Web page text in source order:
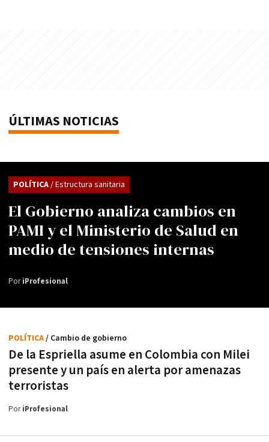
ÚLTIMAS NOTICIAS
El Gobierno analiza cambios en
PAMI y el Ministerio de Salud en
medio de tensiones internas
POLÍTICA/ Estructura sanitaria
PoriProfesional
De la Espriella asume en Colombia con Milei
presente y un país en alerta por amenazas
terroristas
POLÍTICA/ Cambio de gobierno
PoriProfesional